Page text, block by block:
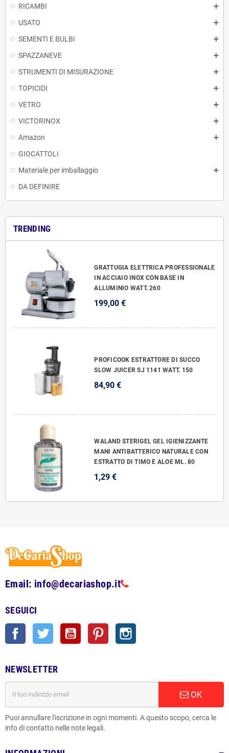
RICAMBI
USATO
SEMENTI E BULBI
SPAZZANEVE
STRUMENTI DI MISURAZIONE
TOPICIDI
VETRO
VICTORINOX
Amazon
GIOCATTOLI
Materiale per imballaggio
DA DEFINIRE
TRENDING
GRATTUGIA ELETTRICA PROFESSIONALE
IN ACCIAIO INOX CON BASE IN
ALLUMINIO WATT. 260
199,00 €
PROFICOOK ESTRATTORE DI SUCCO
SLOW JUICER SJ 1141 WATT. 150
84,90 €
WALAND STERIGEL GEL IGIENIZZANTE
MANI ANTIBATTERICO NATURALE CON
ESTRATTO DI TIMO E ALOE ML. 80
1,29 €
Email: info@decariashop.it
SEGUICI
Facebook Twitter YouTube Pinterest
NEWSLETTER
OK
Puoi annullare l'iscrizione in ogni momenti. A questo scopo, cerca le
info di contatto nelle note legali.